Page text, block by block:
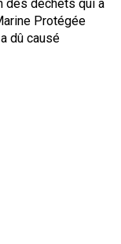
des déchets qui a
Protégée
dû causé